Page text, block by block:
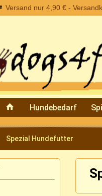
Versand nur 4,90 € -
Hundebedarf
Spezial Hundefutter